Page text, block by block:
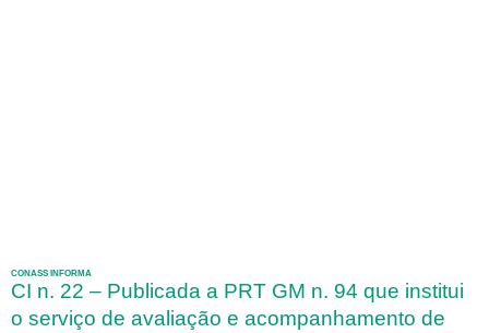
CONASS INFORMA
CI n. 22 – Publicada a PRT GM n. 94 que institui
o serviço de avaliação e acompanhamento de